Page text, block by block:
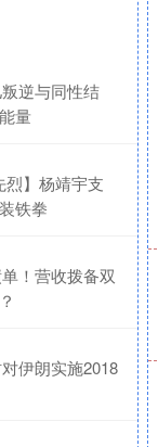
逆与同性结
量
】杨靖宇支
铁拳
！营收拨备双
伊朗实施2018